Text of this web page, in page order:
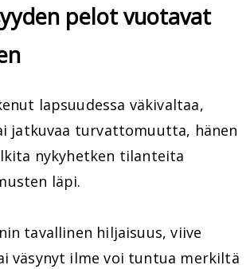
pelot vuotavat
lapsuudessa väkivaltaa,
jatkuvaa turvattomuutta, hänen
nykyhetken tilanteita
läpi.
tavallinen hiljaisuus, viive
väsynyt ilme voi tuntua merkiltä